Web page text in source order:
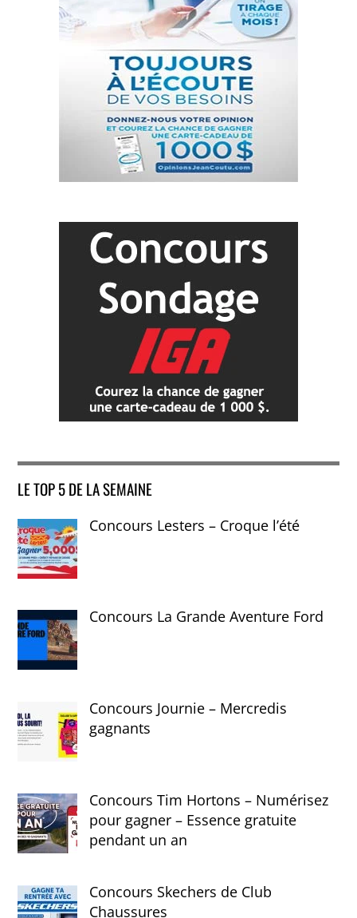
LE TOP 5 DE LA SEMAINE
Concours Lesters – Croque l’été
Concours La Grande Aventure Ford
Concours Journie – Mercredis
gagnants
Concours Tim Hortons – Numérisez
pour gagner – Essence gratuite
pendant un an
Concours Skechers de Club
Chaussures